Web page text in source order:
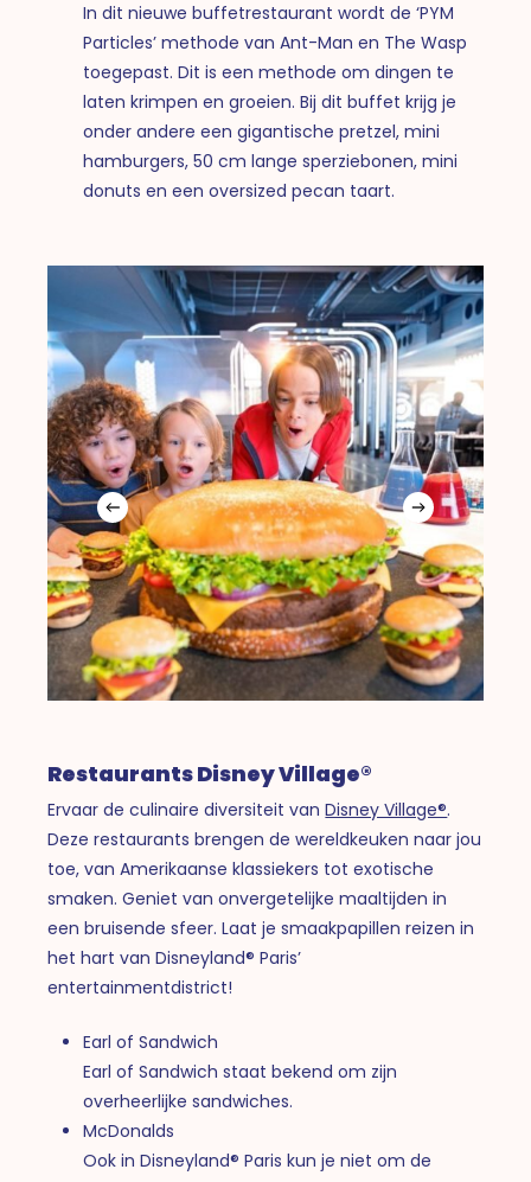
In dit nieuwe buffetrestaurant wordt de ‘PYM
Particles’ methode van Ant-Man en The Wasp
toegepast. Dit is een methode om dingen te
laten krimpen en groeien. Bij dit buffet krijg je
onder andere een gigantische pretzel, mini
hamburgers, 50 cm lange sperziebonen, mini
donuts en een oversized pecan taart.
Restaurants Disney Village®
Ervaar de culinaire diversiteit vanDisney Village®.
Deze restaurants brengen de wereldkeuken naar jou
toe, van Amerikaanse klassiekers tot exotische
smaken. Geniet van onvergetelijke maaltijden in
een bruisende sfeer. Laat je smaakpapillen reizen in
het hart van Disneyland® Paris’
entertainmentdistrict!
Earl of Sandwich
Earl of Sandwich staat bekend om zijn
overheerlijke sandwiches.
McDonalds
Ook in Disneyland® Paris kun je niet om de